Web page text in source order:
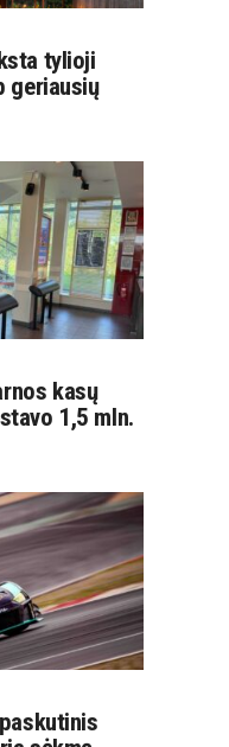
tylioji
geriausių
kasų
1,5 mln.